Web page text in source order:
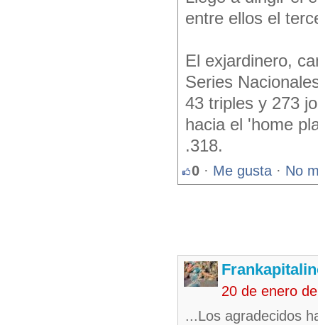
entre ellos el
El exjardinero,
Series
43 triples y 273
hacia el 'home
.318.
0 · Me gusta · No
20 de enero
...Los agradecidos